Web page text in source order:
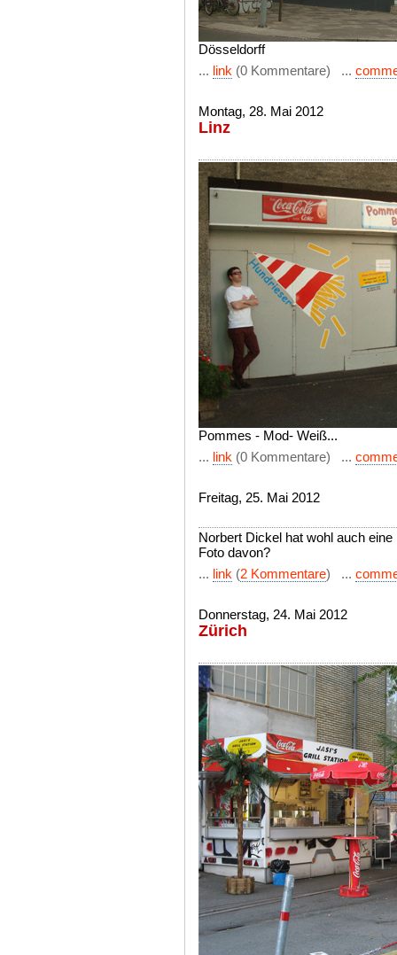
Dösseldorff
... link (0 Kommentare) ...
Montag, 28. Mai 2012
Linz
Pommes - Mod- Weiß...
... link (0 Kommentare) ...
Freitag, 25. Mai 2012
Norbert Dickel hat wohl auch
Foto davon?
... link (2 Kommentare) ...
Donnerstag, 24. Mai 2012
Zürich